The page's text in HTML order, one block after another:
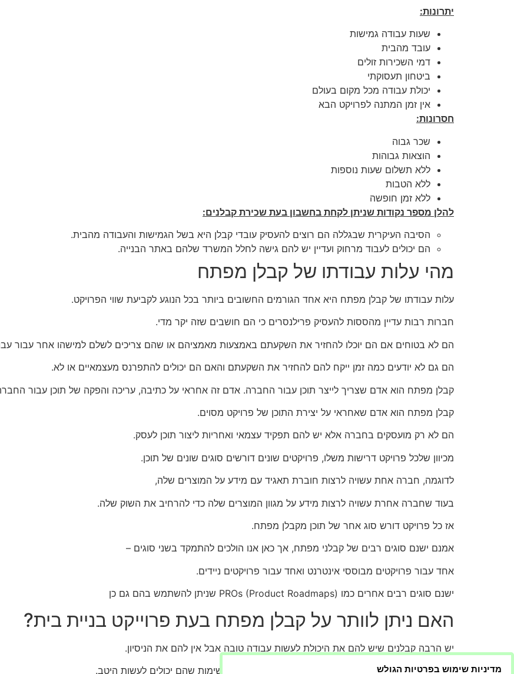
יתרונות:
שעות עבודה גמישות
עובד מהבית
דמי השכירות זולים
ביטחון תעסוקתי
יכולת עבודה מכל מקום בעולם
אין זמן המתנה לפרויקט הבא
חסרונות:
שכר גבוה
הוצאות גבוהות
ללא תשלום שעות נוספות
ללא הטבות
ללא זמן חופשה
להלן מספר נקודות שניתן לקחת בחשבון בעת שכירת קבלנים:
הסיבה העיקרית שבגללה הם רוצים להעסיק עובדי קבלן היא בשל הגמישות והעבודה מהבית.
הם יכולים לעבוד מרחוק ועדיין יש להם גישה לחלל המשרד שלהם באתר הבנייה.
מהי עלות עבודתו של קבלן מפתח
עלות עבודתו של קבלן מפתח היא אחד הגורמים החשובים ביותר בכל הנוגע לקביעת שווי הפרויקט.
חברות רבות עדיין מהססות להעסיק פרילנסרים כי הם חושבים שזה יקר מדי.
הם לא בטוחים אם הם יוכלו להחזיר את השקעתם באמצעות מאמציהם או שהם צריכים לשלם למישהו אחר עבור
הם גם לא יודעים כמה זמן ייקח להם להחזיר את השקעתם והאם הם יכולים להתפרנס מעצמאיים או לא.
קבלן מפתח הוא אדם שצריך לייצר תוכן עבור החברה. אדם זה אחראי על כתיבה, עריכה והפקה של תוכן עבור
קבלן מפתח הוא אדם שאחראי על יצירת התוכן של פרויקט מסוים.
הם לא רק מועסקים בחברה אלא יש להם תפקיד עצמאי ואחריות ליצור תוכן לעסק.
מכיוון שלכל פרויקט דרישות משלו, פרויקטים שונים דורשים סוגים שונים של תוכן.
לדוגמה, חברה אחת עשויה לרצות חוברת תאגיד עם מידע על המוצרים שלה,
בעוד שחברה אחרת עשויה לרצות מידע על מגוון המוצרים שלה כדי להרחיב את השוק שלה.
אז כל פרויקט דורש סוג אחר של תוכן מקבלן מפתח.
אמנם ישנם סוגים רבים של קבלני מפתח, אך כאן אנו הולכים להתמקד בשני סוגים –
אחד עבור פרויקטים מבוססי אינטרנט ואחד עבור פרויקטים ניידים.
ישנם סוגים רבים אחרים כמו PROs (Product Roadmaps) שניתן להשתמש בהם גם כן
האם ניתן לוותר על קבלן מפתח בעת פרוייקט בניית בית?
יש הרבה קבלנים שיש להם את היכולת לעשות עבודה טובה אבל אין להם את הניסיון.
אין להם גם את הכישורים לוודא שהם לא מבזבזים זמן על משימות שהם יכולים לעשות היטב.
מדיניות שימוש בפרטיות הגולש